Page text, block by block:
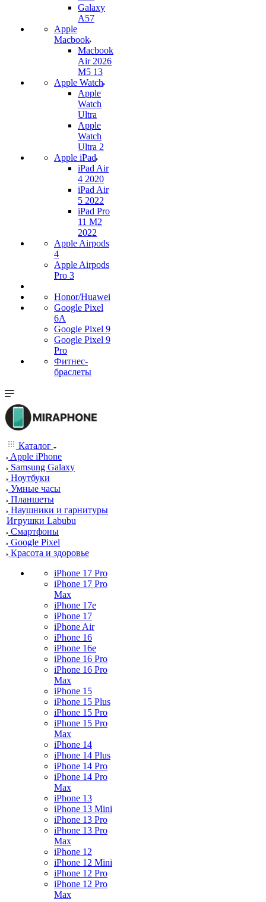
Galaxy
A57
Apple
Macbook
Macbook
Air 2026
M5 13
Apple Watch
Apple
Watch
Ultra
Apple
Watch
Ultra 2
Apple iPad
iPad Air
4 2020
iPad Air
5 2022
iPad Pro
11 M2
2022
Apple Airpods
4
Apple Airpods
Pro 3
Honor/Huawei
Google Pixel
6A
Google Pixel 9
Google Pixel 9
Pro
Фитнес-
браслеты
Каталог
Apple iPhone
Samsung Galaxy
Ноутбуки
Умные часы
Планшеты
Наушники и гарнитуры
Игрушки Labubu
Смартфоны
Google Pixel
Красота и здоровье
iPhone 17 Pro
iPhone 17 Pro
Max
iPhone 17e
iPhone 17
iPhone Air
iPhone 16
iPhone 16e
iPhone 16 Pro
iPhone 16 Pro
Max
iPhone 15
iPhone 15 Plus
iPhone 15 Pro
iPhone 15 Pro
Max
iPhone 14
iPhone 14 Plus
iPhone 14 Pro
iPhone 14 Pro
Max
iPhone 13
iPhone 13 Mini
iPhone 13 Pro
iPhone 13 Pro
Max
iPhone 12
iPhone 12 Mini
iPhone 12 Pro
iPhone 12 Pro
Max